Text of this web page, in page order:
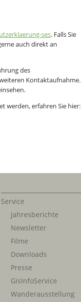
ses. Falls Sie
auch direkt an
des
Kontaktaufnahme.
werden, erfahren Sie hier:
Service
Jahresberichte
Newsletter
Filme
Downloads
Presse
GisInfoService
Wanderausstellung